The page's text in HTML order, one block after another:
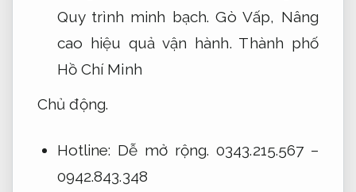
Quy trình minh bạch. Gò Vấp, Nâng
cao hiệu quả vận hành. Thành phố
Hồ Chí Minh
Chủ động.
Hotline: Dễ mở rộng. 0343.215.567 –
0942.843.348